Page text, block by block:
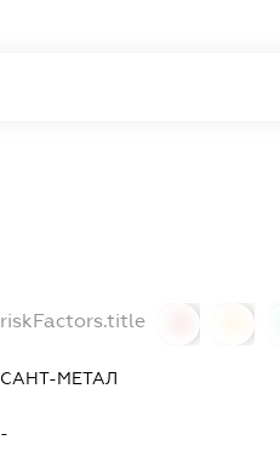
riskFactors.title
САНТ-МЕТАЛ
-